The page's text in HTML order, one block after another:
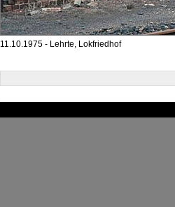
11.10.1975 - Lehrte, Lokfriedhof